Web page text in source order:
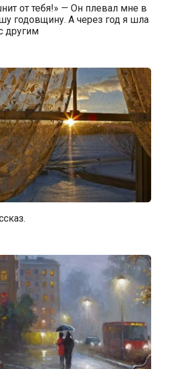
от тебя!» — Он плевал мне в
годовщину. А через год я шла
другим